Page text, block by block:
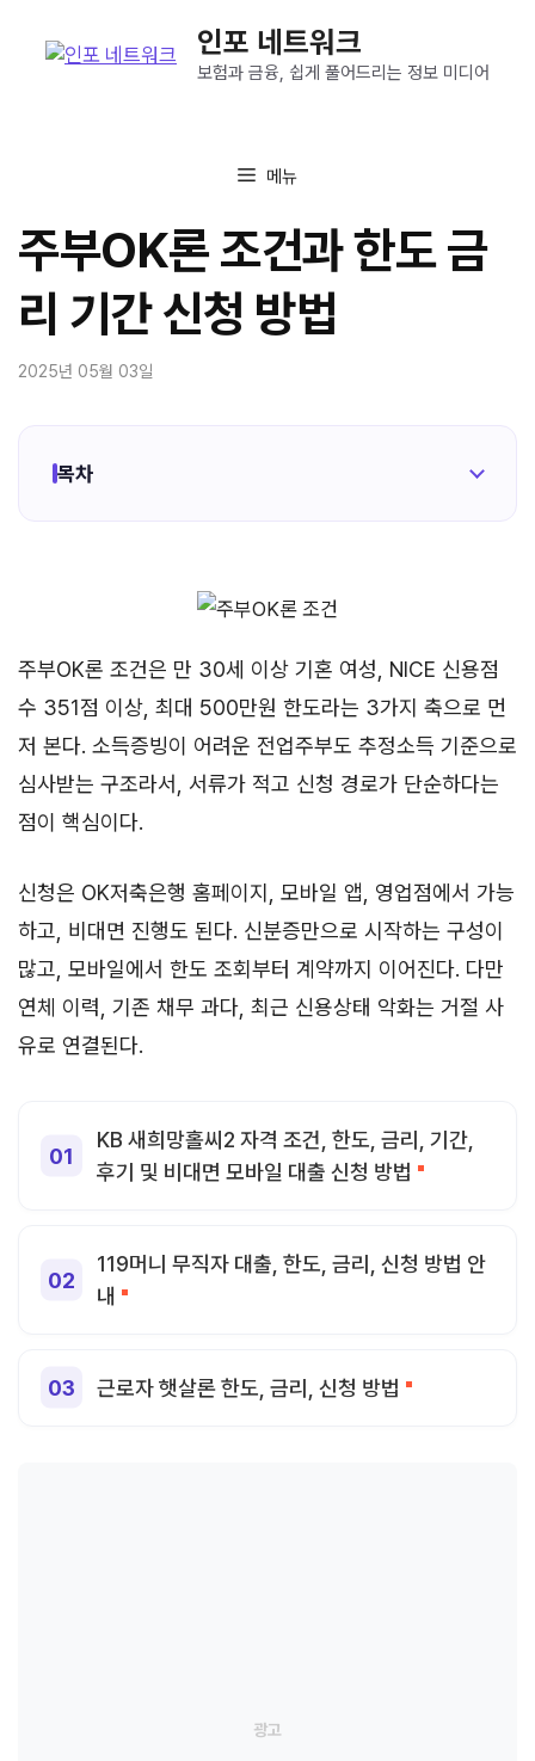
인포 네트워크
보험과 금융, 쉽게 풀어드리는 정보 미디어
메뉴
주부OK론 조건과 한도 금
리 기간 신청 방법
2025년 05월 03일
목차
주부OK론 조건은 만 30세 이상 기혼 여성, NICE 신용점
수 351점 이상, 최대 500만원 한도라는 3가지 축으로 먼
저 본다. 소득증빙이 어려운 전업주부도 추정소득 기준으로
심사받는 구조라서, 서류가 적고 신청 경로가 단순하다는
점이 핵심이다.
신청은 OK저축은행 홈페이지, 모바일 앱, 영업점에서 가능
하고, 비대면 진행도 된다. 신분증만으로 시작하는 구성이
많고, 모바일에서 한도 조회부터 계약까지 이어진다. 다만
연체 이력, 기존 채무 과다, 최근 신용상태 악화는 거절 사
유로 연결된다.
KB 새희망홀씨2 자격 조건, 한도, 금리, 기간,
후기 및 비대면 모바일 대출 신청 방법
119머니 무직자 대출, 한도, 금리, 신청 방법 안
내
근로자 햇살론 한도, 금리, 신청 방법